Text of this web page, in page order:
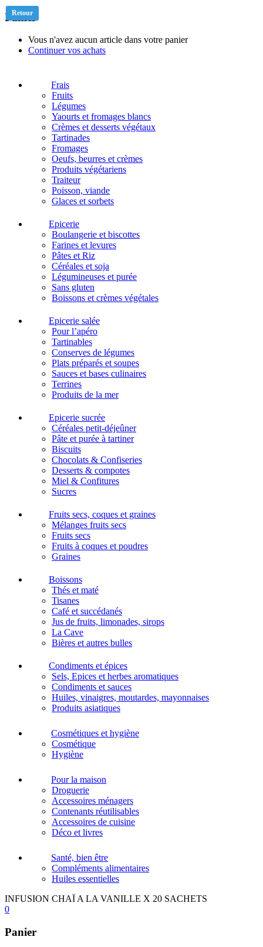
Panier
Vous n'avez aucun article dans votre panier
Continuer vos achats
Frais
Fruits
Légumes
Yaourts et fromages blancs
Crèmes et desserts végétaux
Tartinades
Fromages
Oeufs, beurres et crèmes
Produits végétariens
Traiteur
Poisson, viande
Glaces et sorbets
Epicerie
Boulangerie et biscottes
Farines et levures
Pâtes et Riz
Céréales et soja
Légumineuses et purée
Sans gluten
Boissons et crèmes végétales
Epicerie salée
Pour l’apéro
Tartinables
Conserves de légumes
Plats préparés et soupes
Sauces et bases culinaires
Terrines
Produits de la mer
Epicerie sucrée
Céréales petit-déjeûner
Pâte et purée à tartiner
Biscuits
Chocolats & Confiseries
Desserts & compotes
Miel & Confitures
Sucres
Fruits secs, coques et graines
Mélanges fruits secs
Fruits secs
Fruits à coques et poudres
Graines
Boissons
Thés et maté
Tisanes
Café et succédanés
Jus de fruits, limonades, sirops
La Cave
Bières et autres bulles
Condiments et épices
Sels, Epices et herbes aromatiques
Condiments et sauces
Huiles, vinaigres, moutardes, mayonnaises
Produits asiatiques
Cosmétiques et hygiène
Cosmétique
Hygiène
Pour la maison
Droguerie
Accessoires ménagers
Contenants réutilisables
Accessoires de cuisine
Déco et livres
Santé, bien être
Compléments alimentaires
Huiles essentielles
INFUSION CHAÏ A LA VANILLE X 20 SACHETS
0
Panier
Retour